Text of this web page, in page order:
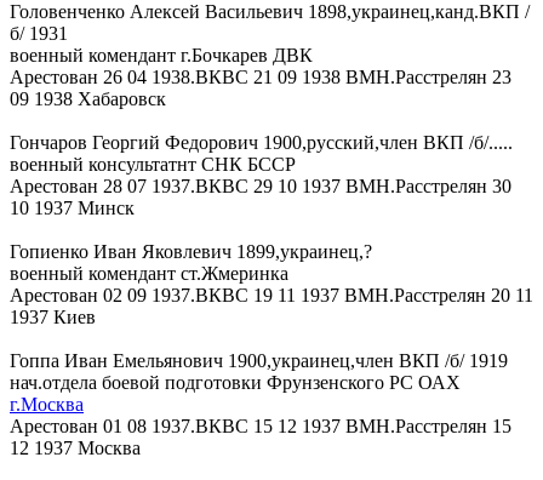
Головенченко Алексей Васильевич 1898,украинец,канд.ВКП /
б/ 1931
военный комендант г.Бочкарев ДВК
Арестован 26 04 1938.ВКВС 21 09 1938 ВМН.Расстрелян 23
09 1938 Хабаровск
Гончаров Георгий Федорович 1900,русский,член ВКП /б/.....
военный консультатнт СНК БССР
Арестован 28 07 1937.ВКВС 29 10 1937 ВМН.Расстрелян 30
10 1937 Минск
Гопиенко Иван Яковлевич 1899,украинец,?
военный комендант ст.Жмеринка
Арестован 02 09 1937.ВКВС 19 11 1937 ВМН.Расстрелян 20 11
1937 Киев
Гоппа Иван Емельянович 1900,украинец,член ВКП /б/ 1919
нач.отдела боевой подготовки Фрунзенского РС ОАХ
г.Москва
Арестован 01 08 1937.ВКВС 15 12 1937 ВМН.Расстрелян 15
12 1937 Москва